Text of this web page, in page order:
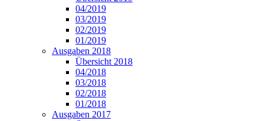
04/2019
03/2019
02/2019
01/2019
Ausgaben 2018
Übersicht 2018
04/2018
03/2018
02/2018
01/2018
Ausgaben 2017